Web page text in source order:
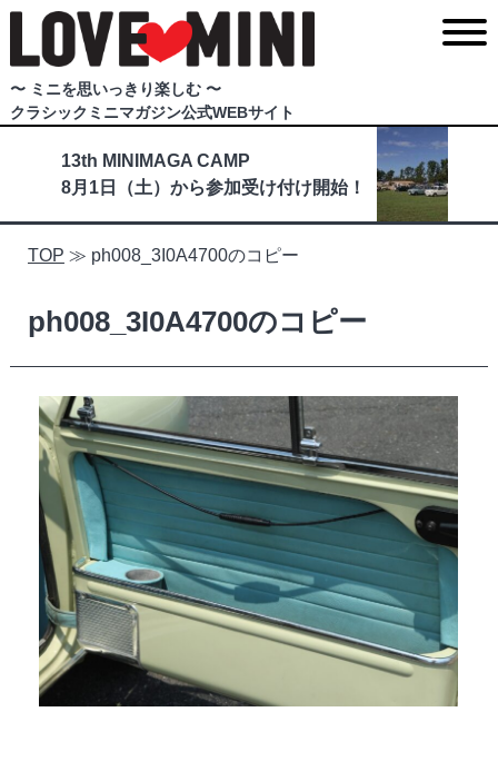
〜 ミニを思いっきり楽しむ 〜
クラシックミニマガジン公式WEBサイト
13th MINIMAGA CAMP
8月1日（土）から参加受け付け開始！
TOP ≫ ph008_3I0A4700のコピー
ph008_3I0A4700のコピー